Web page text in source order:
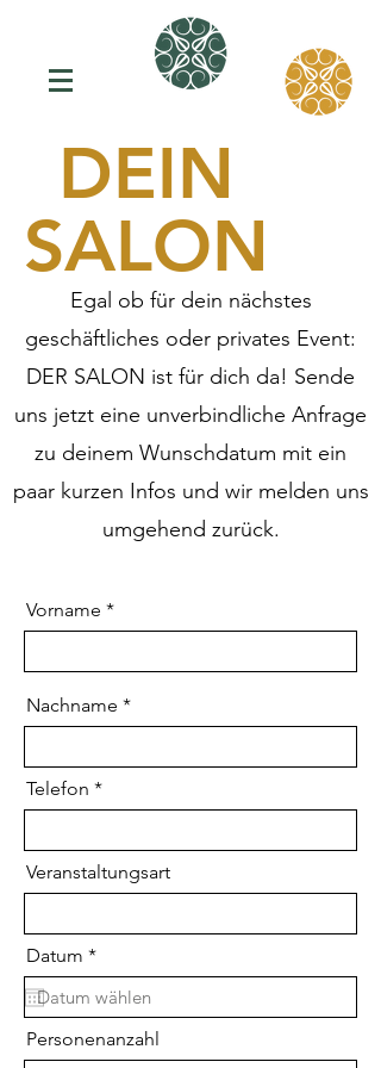
DEIN
SALON
Egal ob für dein nächstes
geschäftliches oder privates Event:
DER SALON ist für dich da! Sende
uns jetzt eine unverbindliche Anfrage
zu deinem Wunschdatum mit ein
paar kurzen Infos und wir melden uns
umgehend zurück.
Vorname
Nachname
Telefon
Veranstaltungsart
Datum *r
e
q
u
r
Personenanzahl